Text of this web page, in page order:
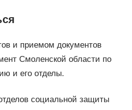
и приемом документов
Смоленской области по
и его отделы.
социальной защиты